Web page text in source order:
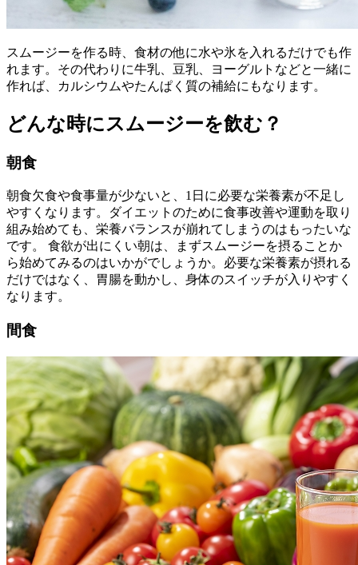
スムージーを作る時、食材の他に水や氷を入れるだけでも作
れます。その代わりに牛乳、豆乳、ヨーグルトなどと一緒に
作れば、カルシウムやたんぱく質の補給にもなります。
どんな時にスムージーを飲む？
朝食
朝食欠食や食事量が少ないと、1日に必要な栄養素が不足し
やすくなります。ダイエットのために食事改善や運動を取り
組み始めても、栄養バランスが崩れてしまうのはもったいな
です。 食欲が出にくい朝は、まずスムージーを摂ることか
ら始めてみるのはいかがでしょうか。必要な栄養素が摂れる
だけではなく、胃腸を動かし、身体のスイッチが入りやすく
なります。
間食